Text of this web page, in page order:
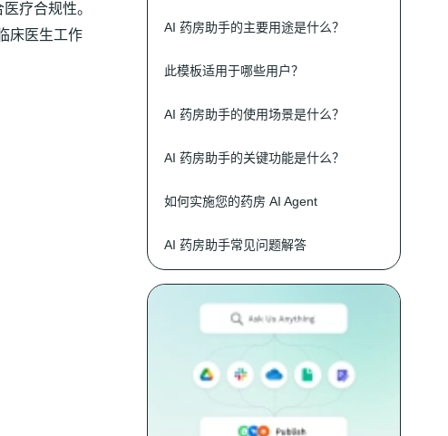
疗合规性。
床医生工作
AI 药房助手的主要用途是什么？
此模板适用于哪些用户？
AI 药房助手的使用场景是什么？
AI 药房助手的关键功能是什么？
如何实施您的药房 AI Agent
AI 药房助手常见问题解答